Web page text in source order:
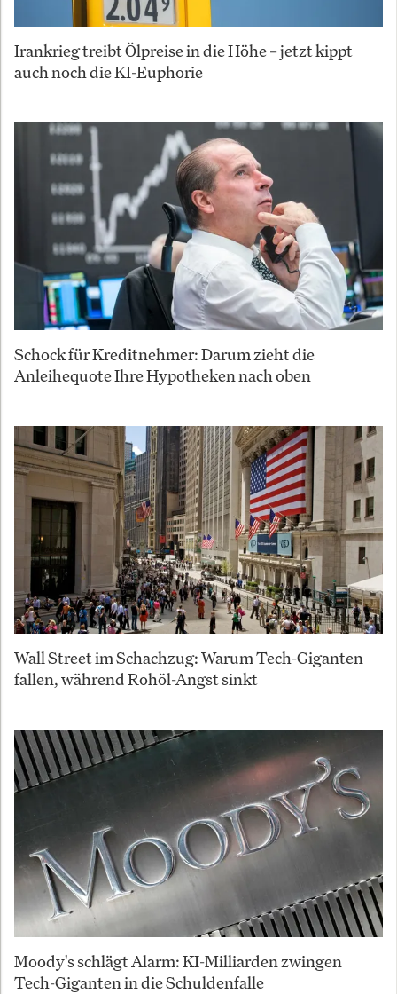
Irankrieg treibt Ölpreise in die Höhe – jetzt kippt
auch noch die KI-Euphorie
Schock für Kreditnehmer: Darum zieht die
Anleihequote Ihre Hypotheken nach oben
Wall Street im Schachzug: Warum Tech-Giganten
fallen, während Rohöl-Angst sinkt
Moody's schlägt Alarm: KI-Milliarden zwingen
Tech-Giganten in die Schuldenfalle